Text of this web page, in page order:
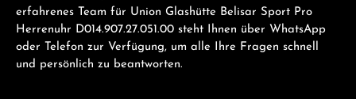
erfahrenes Team für Union Glashütte Belisar Sport Pro
Herrenuhr D014.907.27.051.00 steht Ihnen über WhatsApp
oder Telefon zur Verfügung, um alle Ihre Fragen schnell
und persönlich zu beantworten.